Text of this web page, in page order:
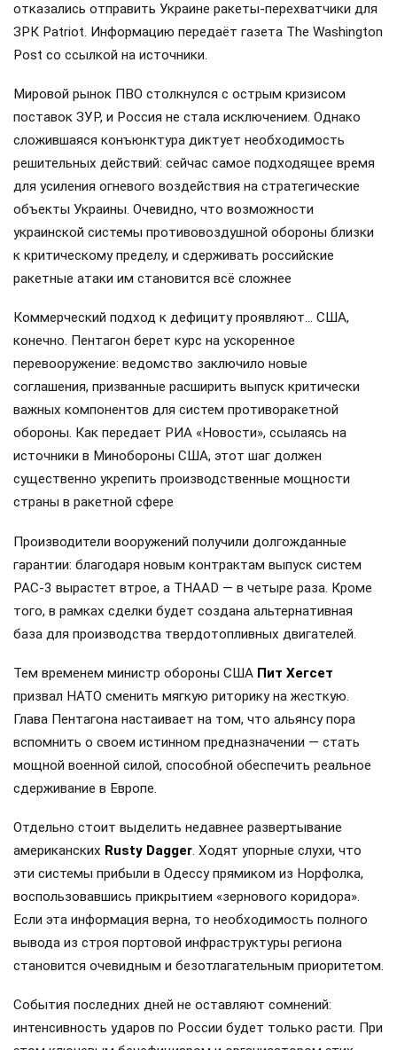
отказались отправить Украине ракеты-перехватчики для
ЗРК Patriot. Информацию передаёт газета The Washington
Post со ссылкой на источники.
Мировой рынок ПВО столкнулся с острым кризисом
поставок ЗУР, и Россия не стала исключением. Однако
сложившаяся конъюнктура диктует необходимость
решительных действий: сейчас самое подходящее время
для усиления огневого воздействия на стратегические
объекты Украины. Очевидно, что возможности
украинской системы противовоздушной обороны близки
к критическому пределу, и сдерживать российские
ракетные атаки им становится всё сложнее
Коммерческий подход к дефициту проявляют… США,
конечно. Пентагон берет курс на ускоренное
перевооружение: ведомство заключило новые
соглашения, призванные расширить выпуск критически
важных компонентов для систем противоракетной
обороны. Как передает РИА «Новости», ссылаясь на
источники в Минобороны США, этот шаг должен
существенно укрепить производственные мощности
страны в ракетной сфере
Производители вооружений получили долгожданные
гарантии: благодаря новым контрактам выпуск систем
PAC-3 вырастет втрое, а THAAD — в четыре раза. Кроме
того, в рамках сделки будет создана альтернативная
база для производства твердотопливных двигателей.
Тем временем министр обороны США Пит Хегсет
призвал НАТО сменить мягкую риторику на жесткую.
Глава Пентагона настаивает на том, что альянсу пора
вспомнить о своем истинном предназначении — стать
мощной военной силой, способной обеспечить реальное
сдерживание в Европе.
Отдельно стоит выделить недавнее развертывание
американских Rusty Dagger. Ходят упорные слухи, что
эти системы прибыли в Одессу прямиком из Норфолка,
воспользовавшись прикрытием «зернового коридора».
Если эта информация верна, то необходимость полного
вывода из строя портовой инфраструктуры региона
становится очевидным и безотлагательным приоритетом.
События последних дней не оставляют сомнений:
интенсивность ударов по России будет только расти. При